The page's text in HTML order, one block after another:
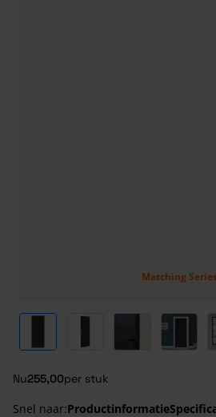
Matching
View larger imageView larger image
View largerView
Nu255,00per stuk
Snel naar:Productinformatie